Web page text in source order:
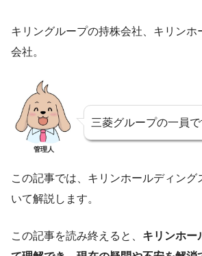
キリングループの持株会社、キリンホ
会社。
管理人
三菱グループの一員で
この記事では、キリンホールディング
いて解説します。
この記事を読み終えると、 キリンホー